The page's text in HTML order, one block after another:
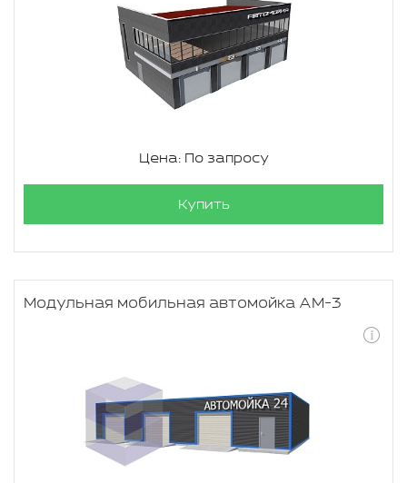
Цена: По запросу
Купить
Модульная мобильная автомойка АМ-3